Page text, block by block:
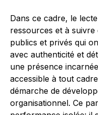
Dans ce cadre, le
ressources et à suivre
publics et privés qui
avec authenticité et
une présence
accessible à tout
démarche de
organisationnel. Ce